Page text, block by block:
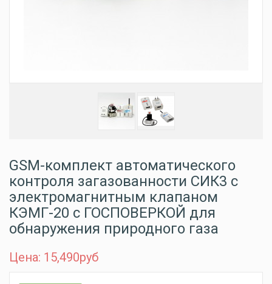
GSM-комплект автоматического
контроля загазованности СИК3 с
электромагнитным клапаном
КЭМГ-20 с ГОСПОВЕРКОЙ для
обнаружения природного газа
Цена: 15,490руб